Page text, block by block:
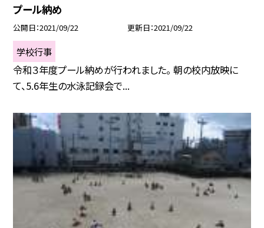
プール納め
公開日 2021/09/22 更新日 2021/09/22
学校行事
令和３年度プール納めが行われました。 朝の校内放映に
て、5.6年生の水泳記録会で...